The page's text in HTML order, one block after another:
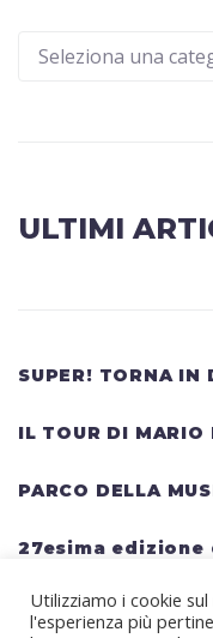
ULTIMI
SUPER! TORNA IN
IL TOUR DI MARIO
PARCO DELLA
27esima edizione
HELLWATT
Utilizziamo i cookie
l'esperienza più